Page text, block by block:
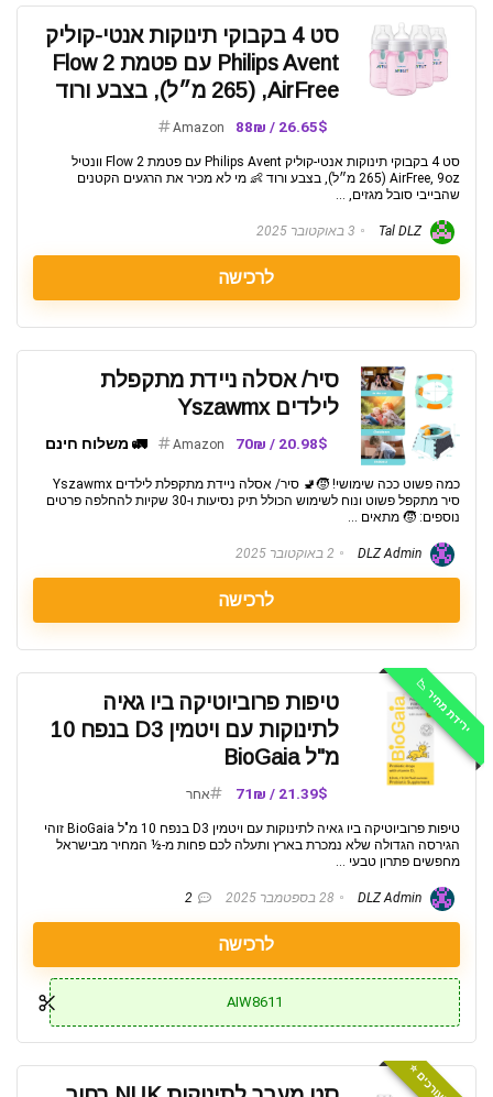
סט 4 בקבוקי תינוקות אנטי-קוליק
Philips Avent עם פטמת Flow 2
AirFree, (265 מ״ל), בצבע ורוד
26.65$ / 88₪
Amazon
סט 4 בקבוקי תינוקות אנטי-קוליק Philips Avent עם פטמת Flow 2 וונטיל
AirFree, 9oz (265 מ״ל), בצבע ורוד 👶 מי לא מכיר את הרגעים הקטנים
שהבייבי סובל מגזים, ...
Tal DLZ 3 באוקטובר 2025
לרכישה
סיר/ אסלה ניידת מתקפלת
לילדים Yszawmx
20.98$ / 70₪
Amazon 🚛 משלוח חינם
כמה פשוט ככה שימושי! 🧒🚽 סיר/ אסלה ניידת מתקפלת לילדים Yszawmx
סיר מתקפל פשוט ונוח לשימוש הכולל תיק נסיעות ו-30 שקיות להחלפה פרטים
נוספים: 🧒 מתאים ...
2 באוקטובר 2025
לרכישה
ירידת מחיר 📉
טיפות פרוביוטיקה ביו גאיה
לתינוקות עם ויטמין D3 בנפח 10
מ"ל BioGaia
21.39$ / 71₪ אחר
טיפות פרוביוטיקה ביו גאיה לתינוקות עם ויטמין D3 בנפח 10 מ"ל BioGaia זוהי
הגירסה הגדולה שלא נמכרת בארץ ותעלה לכם פחות מ-½ המחיר מבישראל
מחפשים פתרון טבעי ...
28 בספטמבר 2025 2
לרכישה
AIW8611